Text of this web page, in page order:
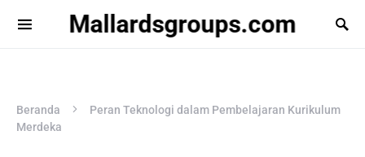
Mallardsgroups.com
Beranda
Peran Teknologi dalam Pembelajaran Kurikulum
Merdeka